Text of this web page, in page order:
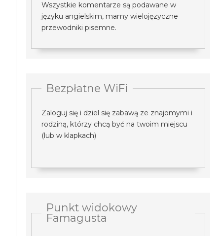
Wszystkie komentarze są podawane w
języku angielskim, mamy wielojęzyczne
przewodniki pisemne.
Bezpłatne WiFi
Zaloguj się i dziel się zabawą ze znajomymi i
rodziną, którzy chcą być na twoim miejscu
(lub w klapkach)
Punkt widokowy
Famagusta